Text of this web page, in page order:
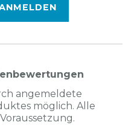
angemeldete
möglich. Alle